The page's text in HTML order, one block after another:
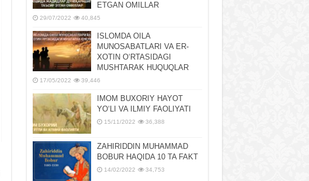
ETGAN OMILLAR
29/07/2022 40,845
ISLOMDA OILA
MUNOSABATLARI VA ER-
XOTIN OʻRTASIDAGI
MUSHTARAK HUQUQLAR
17/05/2022 39,446
IMOM BUXORIY HAYOT
YOʻLI VA ILMIY FAOLIYATI
15/11/2022 36,388
ZAHIRIDDIN MUHAMMAD
BOBUR HAQIDA 10 TA FAKT
14/02/2022 34,753